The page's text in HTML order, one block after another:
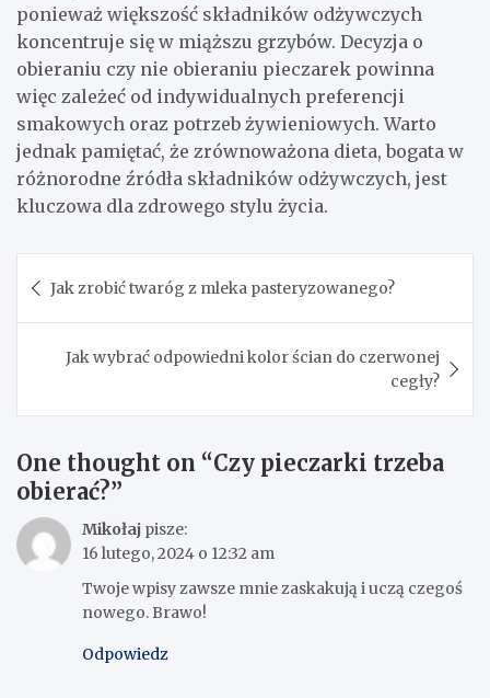
ponieważ większość składników odżywczych
koncentruje się w miąższu grzybów. Decyzja o
obieraniu czy nie obieraniu pieczarek powinna
więc zależeć od indywidualnych preferencji
smakowych oraz potrzeb żywieniowych. Warto
jednak pamiętać, że zrównoważona dieta, bogata w
różnorodne źródła składników odżywczych, jest
kluczowa dla zdrowego stylu życia.
wpisu
Jak zrobić twaróg z mleka pasteryzowanego?
Jak wybrać odpowiedni kolor ścian do czerwonej
cegły?
One thought on “Czy pieczarki trzeba
obierać?”
Mikołaj pisze:
16 lutego, 2024 o 12:32 am
Twoje wpisy zawsze mnie zaskakują i uczą czegoś
nowego. Brawo!
Odpowiedz